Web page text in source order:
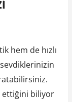
hem de hızlı
ettiğini biliyor